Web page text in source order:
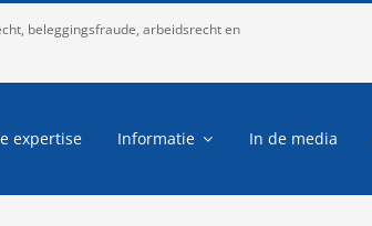
beleggingsfraude, arbeidsrecht en
expertise Informatie In de media